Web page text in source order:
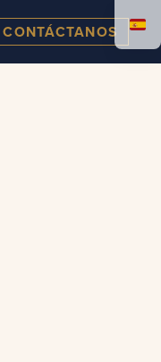
CONTÁCTANOS